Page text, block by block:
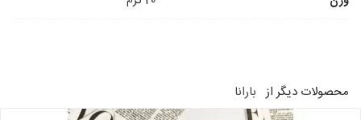
محصولات دیگر از بارانا